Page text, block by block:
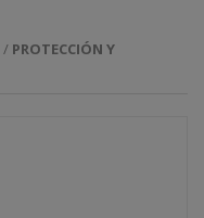
/ PROTECCIÓN Y